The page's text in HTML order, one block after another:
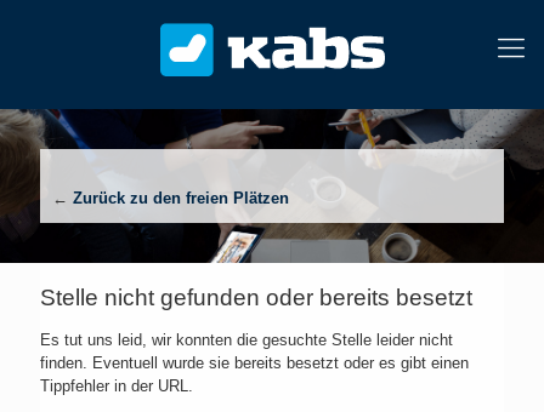
← Zurück zu den freien Plätzen
Stelle nicht gefunden oder bereits besetzt
Es tut uns leid, wir konnten die gesuchte Stelle leider nicht
finden. Eventuell wurde sie bereits besetzt oder es gibt einen
Tippfehler in der URL.